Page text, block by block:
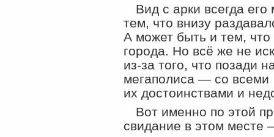
Вид с арки всегда
тем, что внизу
А может быть и тем, что
города. Но всё же не
из-за того, что позади
мегаполиса — со всеми
их достоинствами и
Вот именно по этой
свидание в этом месте